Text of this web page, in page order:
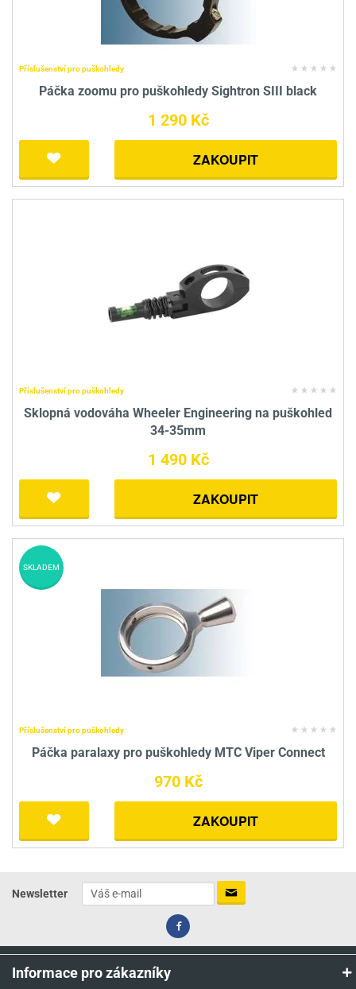
Příslušenství pro puškohledy
Páčka zoomu pro puškohledy Sightron SIII black
1 290 Kč
ZAKOUPIT
Příslušenství pro puškohledy
Sklopná vodováha Wheeler Engineering na puškohled
34-35mm
1 490 Kč
ZAKOUPIT
Příslušenství pro puškohledy
Páčka paralaxy pro puškohledy MTC Viper Connect
970 Kč
ZAKOUPIT
SKLADEM
Newsletter
Informace pro zákazníky